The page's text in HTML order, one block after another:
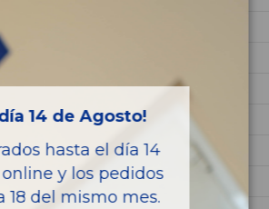
NEGRO
Diesel
BLUETEC
258CV 190KW
14 de Agosto!
hasta el día 14
y los pedidos
del mismo mes.